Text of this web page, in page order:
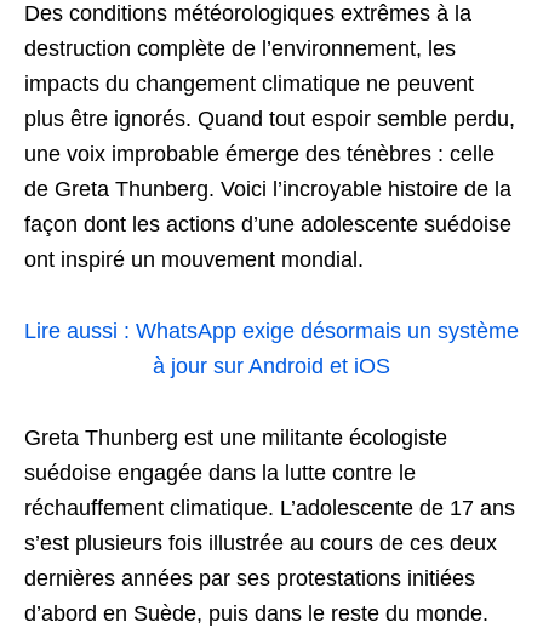
Des conditions météorologiques extrêmes à la
destruction complète de l’environnement, les
impacts du changement climatique ne peuvent
plus être ignorés. Quand tout espoir semble perdu,
une voix improbable émerge des ténèbres : celle
de Greta Thunberg. Voici l’incroyable histoire de la
façon dont les actions d’une adolescente suédoise
ont inspiré un mouvement mondial.
Lire aussi : WhatsApp exige désormais un système
à jour sur Android et iOS
Greta Thunberg est une militante écologiste
suédoise engagée dans la lutte contre le
réchauffement climatique. L’adolescente de 17 ans
s’est plusieurs fois illustrée au cours de ces deux
dernières années par ses protestations initiées
d’abord en Suède, puis dans le reste du monde.